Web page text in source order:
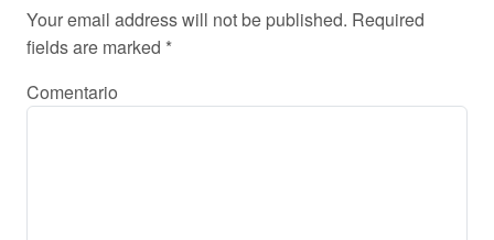
Your email address will not be published. Required
fields are marked *
Comentario